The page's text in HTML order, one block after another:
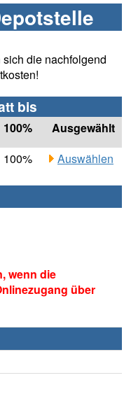
die nachfolgend
bis
100%
Ausgewählt
100%
Auswählen
wenn die
über